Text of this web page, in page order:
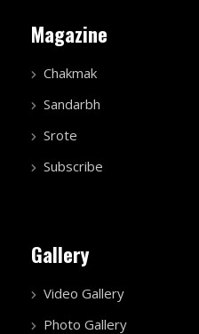
Magazine
Chakmak
Sandarbh
Srote
Subscribe
Gallery
Video Gallery
Photo Gallery